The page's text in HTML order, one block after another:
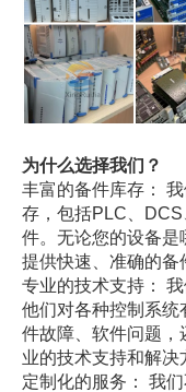
为什么选择我们？
丰富的备件库存：
存，包括PLC、
件。无论您的设备是
提供快速、准确的备
专业的技术支持：
他们对各种控制系统
件故障、软件问题，
业的技术支持和解决
定制化的服务： 我